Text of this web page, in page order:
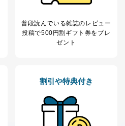
の際にご案内いたします。
サービス 個人情報問い合わせ
以下記載の項目のうち2項目
せていただきます。
普段読んでいる雑誌のレビュー
投稿で500円割ギフト券をプレ
ゼント
割引や特典付き